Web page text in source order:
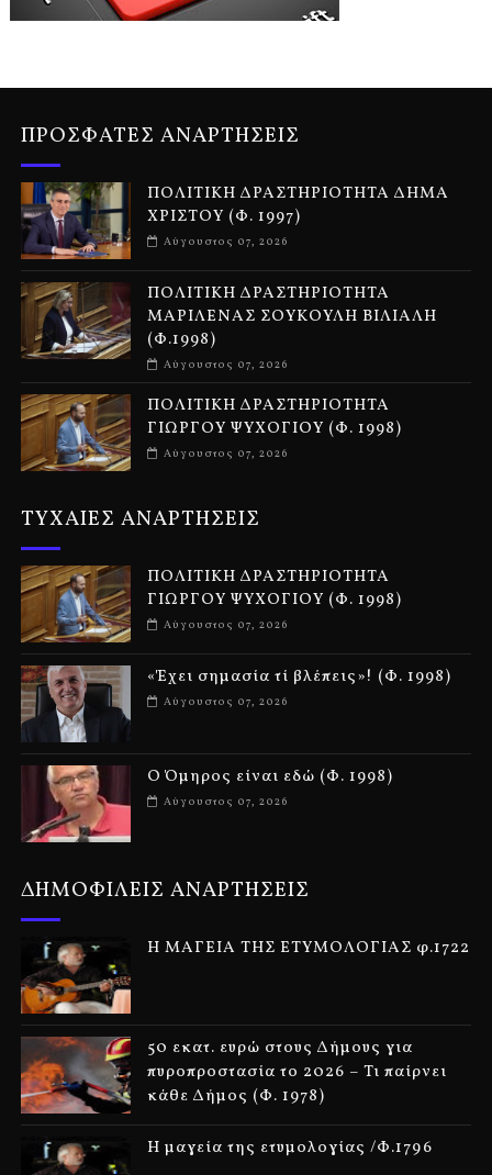
ΠΡΟΣΦΑΤΕΣ ΑΝΑΡΤΗΣΕΙΣ
ΠΟΛΙΤΙΚΗ ΔΡΑΣΤΗΡΙΟΤΗΤΑ ΔΗΜΑ
ΧΡΙΣΤΟΥ (Φ. 1997)
Αύγουστος 07, 2026
ΠΟΛΙΤΙΚΗ ΔΡΑΣΤΗΡΙΟΤΗΤΑ
ΜΑΡΙΛΕΝΑΣ ΣΟΥΚΟΥΛΗ ΒΙΛΙΑΛΗ
(Φ.1998)
Αύγουστος 07, 2026
ΠΟΛΙΤΙΚΗ ΔΡΑΣΤΗΡΙΟΤΗΤΑ
ΓΙΩΡΓΟΥ ΨΥΧΟΓΙΟΥ (Φ. 1998)
Αύγουστος 07, 2026
ΤΥΧΑΙΕΣ ΑΝΑΡΤΗΣΕΙΣ
ΠΟΛΙΤΙΚΗ ΔΡΑΣΤΗΡΙΟΤΗΤΑ
ΓΙΩΡΓΟΥ ΨΥΧΟΓΙΟΥ (Φ. 1998)
Αύγουστος 07, 2026
«Έχει σημασία τί βλέπεις»! (Φ. 1998)
Αύγουστος 07, 2026
Ο Όμηρος είναι εδώ (Φ. 1998)
Αύγουστος 07, 2026
ΔΗΜΟΦΙΛΕΙΣ ΑΝΑΡΤΗΣΕΙΣ
Η ΜΑΓΕΙΑ ΤΗΣ ΕΤΥΜΟΛΟΓΙΑΣ φ.1722
50 εκατ. ευρώ στους Δήμους για
πυροπροστασία το 2026 – Τι παίρνει
κάθε Δήμος (Φ. 1978)
Η μαγεία της ετυμολογίας /Φ.1796